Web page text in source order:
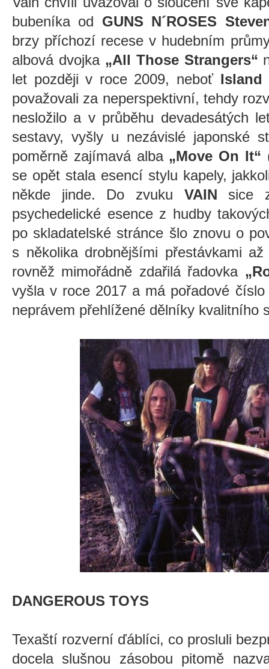
bubeníka od GUNS N´ROSES
brzy příchozí recese v hudebním
albová dvojka „All Those Strangers“
let později v roce 2009, neboť Island
považovali za neperspektivní, tehdy
nesložilo a v průběhu devadesátých
sestavy, vyšly u nezávislé japonské
poměrně zajímavá alba „Move On It“
se opět stala esencí stylu kapely,
někde jinde. Do zvuku VAIN sice
psychedelické esence z hudby
po skladatelské stránce šlo znovu o
s několika drobnějšími přestávkami
rovněž mimořádně zdařilá řadovka
vyšla v roce 2017 a má pořadové
neprávem přehlížené dělníky kvalitního
DANGEROUS TOYS
Texaští rozverní ďáblíci, co prosluli
docela slušnou zásobou pitomě